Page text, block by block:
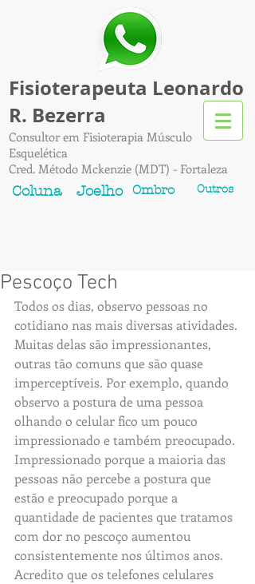
Fisioterapeuta Leonardo
R. Bezerra
Consultor em Fisioterapia Músculo
Esquelética
Cred. Método Mckenzie (MDT) - Fortaleza
Coluna Joelho Ombro Outros
Pescoço Tech
Todos os dias, observo pessoas no
cotidiano nas mais diversas atividades.
Muitas delas são impressionantes,
outras tão comuns que são quase
imperceptíveis. Por exemplo, quando
observo a postura de uma pessoa
olhando o celular fico um pouco
impressionado e também preocupado.
Impressionado porque a maioria das
pessoas não percebe a postura que
estão e preocupado porque a
quantidade de pacientes que tratamos
com dor no pescoço aumentou
consistentemente nos últimos anos.
Acredito que os telefones celulares